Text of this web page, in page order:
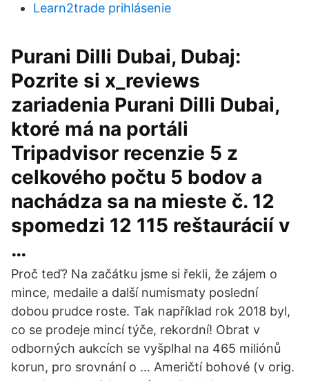
Learn2trade prihlásenie
Purani Dilli Dubai, Dubaj:
Pozrite si x_reviews
zariadenia Purani Dilli Dubai,
ktoré má na portáli
Tripadvisor recenzie 5 z
celkového počtu 5 bodov a
nachádza sa na mieste č. 12
spomedzi 12 115 reštaurácií v
…
Proč teď? Na začátku jsme si řekli, že zájem o
mince, medaile a další numismaty poslední
dobou prudce roste. Tak například rok 2018 byl,
co se prodeje mincí týče, rekordní! Obrat v
odborných aukcích se vyšplhal na 465 miliónů
korun, pro srovnání o … Američtí bohové (v orig.